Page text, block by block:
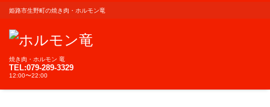
姫路市生野町の焼き肉・ホルモン竜
焼き肉・ホルモン 竜
TEL:079-289-3329
12:00〜22:00